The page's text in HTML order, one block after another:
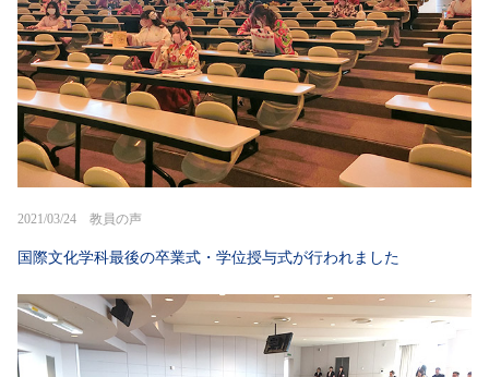
2021/03/24 教員の声
国際文化学科最後の卒業式・学位授与式が行われました